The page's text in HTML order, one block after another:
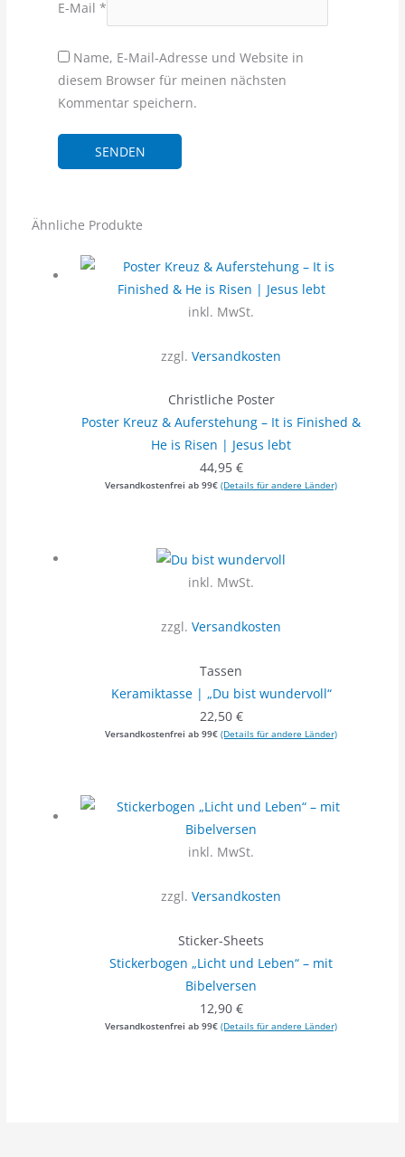
E-Mail *
Name, E-Mail-Adresse und Website in
diesem Browser für meinen nächsten
Kommentar speichern.
Ähnliche Produkte
inkl. MwSt.
zzgl.Versandkosten
Christliche Poster
Poster Kreuz & Auferstehung – It is Finished &
He is Risen | Jesus lebt
44,95 €
Versandkostenfrei ab 99€ (Details für andere Länder)
inkl. MwSt.
zzgl.Versandkosten
Tassen
Keramiktasse | „Du bist wundervoll“
22,50 €
Versandkostenfrei ab 99€ (Details für andere Länder)
inkl. MwSt.
zzgl.Versandkosten
Sticker-Sheets
Stickerbogen „Licht und Leben“ – mit
Bibelversen
12,90 €
Versandkostenfrei ab 99€ (Details für andere Länder)